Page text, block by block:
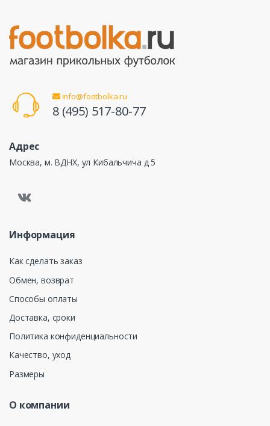
info@footbolka.ru
8 (495) 517-80-77
Адрес
Москва, м. ВДНХ, ул Кибальчича д 5
Информация
Как сделать заказ
Обмен, возврат
Способы оплаты
Доставка, сроки
Политика конфиденциальности
Качество, уход
Размеры
О компании